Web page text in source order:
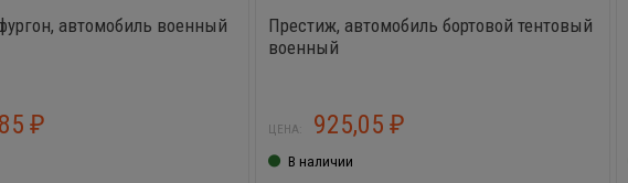
автомобиль военный
₽
Престиж, автомобиль бортовой тентовый
военный
ЦЕНА: 925,05₽
В наличии